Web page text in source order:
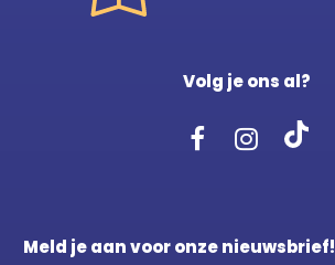
Volg je ons al?
Meld je aan voor onze nieuwsbrief!